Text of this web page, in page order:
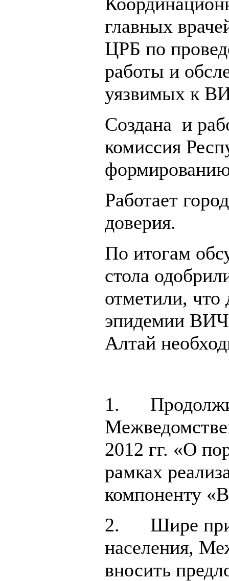
главных
ЦРБ по
работы и
уязвимых к
Создана и
комиссия
Работает
доверия.
По итогам
стола
отметили, что
эпидемии ВИЧ
Алтай
1.
2012 гг. «О
рамках
компоненту
2. Шире
населения,
вносить